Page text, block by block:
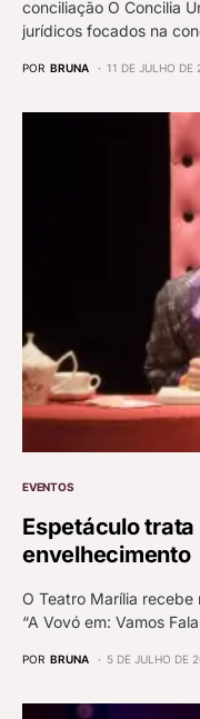
conciliação O Concilia
jurídicos focados na
POR BRUNA 11 DE JULHO DE
EVENTOS
Espetáculo
envelhecimento
O Teatro Marília
“A Vovó em: Vamos
POR BRUNA 5 DE JULHO DE